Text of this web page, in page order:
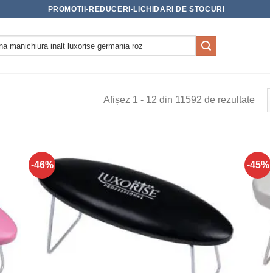
PROMOTII-REDUCERI-LICHIDARI DE STOCURI
Afișez 1 - 12 din 11592 de rezultate
-46% -45%